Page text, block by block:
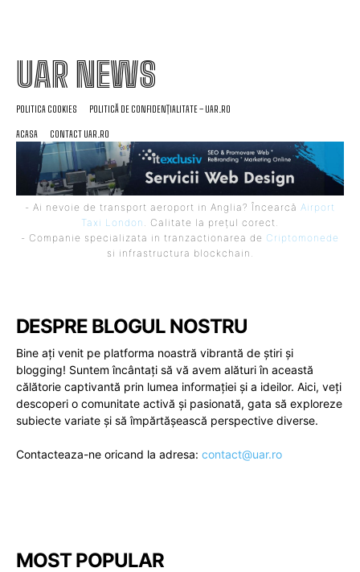
UAR NEWS
POLITICA COOKIES POLITICĂ DE CONFIDENȚIALITATE – UAR.RO
ACASA CONTACT UAR.RO
- Ai nevoie de transport aeroport in Anglia? Încearcă Airport
Taxi London
. Calitate la prețul corect.
- Companie specializata in tranzactionarea de Criptomonede
si infrastructura blockchain.
DESPRE BLOGUL NOSTRU
Bine ați venit pe platforma noastră vibrantă de știri și
blogging! Suntem încântați să vă avem alături în această
călătorie captivantă prin lumea informației și a ideilor. Aici, veți
descoperi o comunitate activă și pasionată, gata să exploreze
subiecte variate și să împărtășească perspective diverse.
Contacteaza-ne oricand la adresa: contact@uar.ro
MOST POPULAR